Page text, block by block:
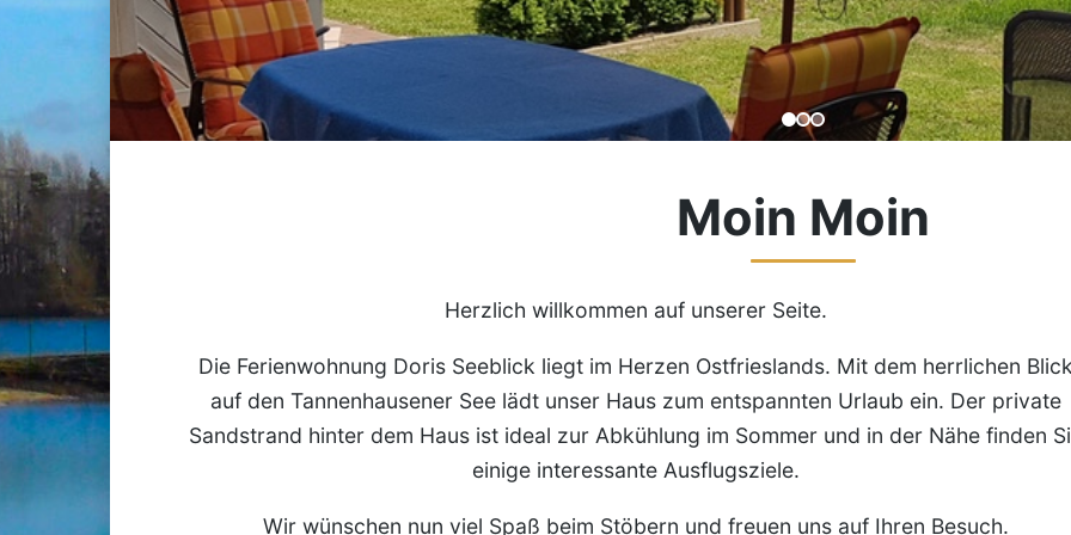
Moin Moin
Herzlich willkommen auf unserer Seite.
Die Ferienwohnung Doris Seeblick liegt im Herzen Ostfrieslands. Mit dem herrlichen
auf den Tannenhausener See lädt unser Haus zum entspannten Urlaub ein. Der private
Sandstrand hinter dem Haus ist ideal zur Abkühlung im Sommer und in der Nähe finden
einige interessante Ausflugsziele.
Wir wünschen nun viel Spaß beim Stöbern und freuen uns auf Ihren Besuch.